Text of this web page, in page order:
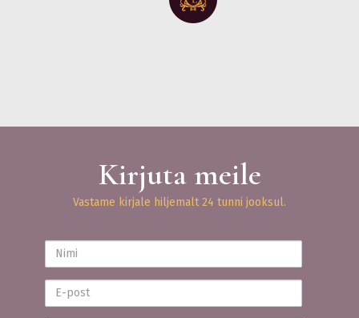
Kirjuta meile
Vastame kirjale hiljemalt 24 tunni jooksul.
Nimi
post